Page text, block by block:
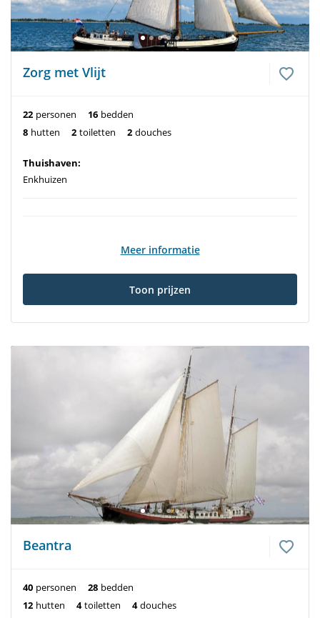
Zorg met Vlijt
22 personen 16 bedden
8 hutten 2 toiletten 2 douches
Thuishaven:
Enkhuizen
Meer informatie
Toon prijzen
Beantra
40 personen 28 bedden
12 hutten 4 toiletten 4 douches